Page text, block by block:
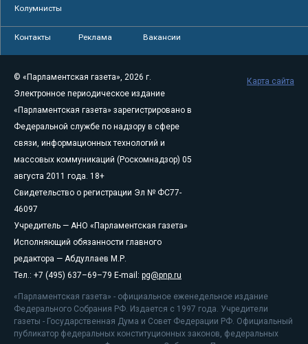
Колумнисты
Контакты Реклама Вакансии
© «Парламентская газета», 2026 г.
Электронное периодическое издание
«Парламентская газета» зарегистрировано в
Федеральной службе по надзору в сфере
связи, информационных технологий и
массовых коммуникаций (Роскомнадзор) 05
августа 2011 года. 18+
Свидетельство о регистрации Эл № ФС77-
46097
Учредитель — АНО «Парламентская газета»
Исполняющий обязанности главного
редактора — Абдуллаев М.Р.
Тел.: +7 (495) 637–69–79 E-mail: pg@pnp.ru
«Парламентская газета» - официальное еженедельное издание
Федерального Собрания РФ. Издается с 1997 года. Учредители
газеты - Государственная Дума и Совет Федерации РФ. Официальный
публикатор федеральных конституционных законов, федеральных
Карта сайта